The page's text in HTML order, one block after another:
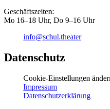
Geschäftszeiten:
Mo 16–18 Uhr, Do 9–16 Uhr
info@schul.theater
Datenschutz
Cookie-Einstellungen
Impressum
Datenschutzerklärung